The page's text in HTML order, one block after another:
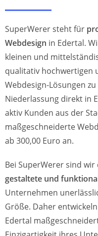
SuperWerer steht für
Webdesign in Edertal.
kleinen und
qualitativ hochwertigen
Webdesign-Lösungen
Niederlassung direkt in
aktiv Kunden aus der
maßgeschneiderte
ab 300,00 Euro an.
Bei SuperWerer sind
gestaltete und
Unternehmen
Größe. Daher
Edertal